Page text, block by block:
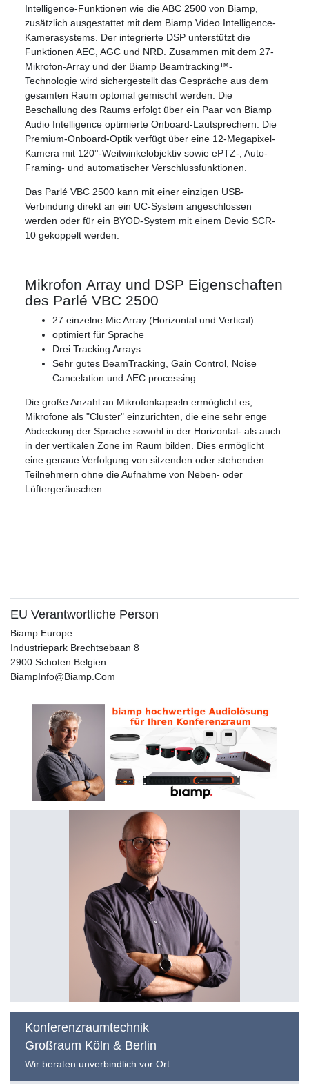
Intelligence-Funktionen wie die ABC 2500 von Biamp,
zusätzlich ausgestattet mit dem Biamp Video Intelligence-
Kamerasystems. Der integrierte DSP unterstützt die
Funktionen AEC, AGC und NRD. Zusammen mit dem 27-
Mikrofon-Array und der Biamp Beamtracking™-
Technologie wird sichergestellt das Gespräche aus dem
gesamten Raum optomal gemischt werden. Die
Beschallung des Raums erfolgt über ein Paar von Biamp
Audio Intelligence optimierte Onboard-Lautsprechern. Die
Premium-Onboard-Optik verfügt über eine 12-Megapixel-
Kamera mit 120°-Weitwinkelobjektiv sowie ePTZ-, Auto-
Framing- und automatischer Verschlussfunktionen.
Das Parlé VBC 2500 kann mit einer einzigen USB-
Verbindung direkt an ein UC-System angeschlossen
werden oder für ein BYOD-System mit einem Devio SCR-
10 gekoppelt werden.
Mikrofon Array und DSP Eigenschaften
des Parlé VBC 2500
27 einzelne Mic Array (Horizontal und Vertical)
optimiert für Sprache
Drei Tracking Arrays
Sehr gutes BeamTracking, Gain Control, Noise
Cancelation und AEC processing
Die große Anzahl an Mikrofonkapseln ermöglicht es,
Mikrofone als "Cluster" einzurichten, die eine sehr enge
Abdeckung der Sprache sowohl in der Horizontal- als auch
in der vertikalen Zone im Raum bilden. Dies ermöglicht
eine genaue Verfolgung von sitzenden oder stehenden
Teilnehmern ohne die Aufnahme von Neben- oder
Lüftergeräuschen.
EU Verantwortliche Person
Biamp Europe
Industriepark Brechtsebaan 8
2900 Schoten Belgien
BiampInfo@Biamp.Com
Konferenzraumtechnik
Großraum Köln & Berlin
Wir beraten unverbindlich vor Ort